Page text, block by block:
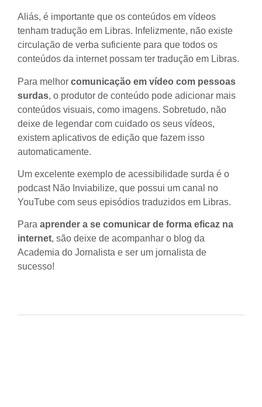
Aliás, é importante que os conteúdos em vídeos
tenham tradução em Libras. Infelizmente, não existe
circulação de verba suficiente para que todos os
conteúdos da internet possam ter tradução em Libras.
Para melhor comunicação em vídeo com pessoas
surdas, o produtor de conteúdo pode adicionar mais
conteúdos visuais, como imagens. Sobretudo, não
deixe de legendar com cuidado os seus vídeos,
existem aplicativos de edição que fazem isso
automaticamente.
Um excelente exemplo de acessibilidade surda é o
podcast Não Inviabilize, que possui um canal no
YouTube com seus episódios traduzidos em Libras.
Para aprender a se comunicar de forma eficaz na
internet, são deixe de acompanhar o blog da
Academia do Jornalista e ser um jornalista de
sucesso!